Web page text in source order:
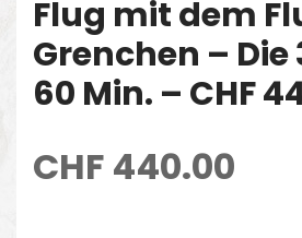
Flug mit dem
Grenchen – Die
60 Min. – CHF
CHF 440.00